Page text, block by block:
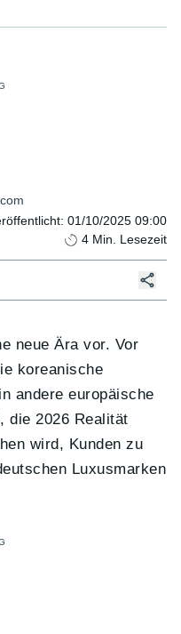
: 01/10/2025 09:00
4 Min. Lesezeit
neue Ära vor. Vor
koreanische
andere europäische
die 2026 Realität
wird, Kunden zu
Luxusmarken